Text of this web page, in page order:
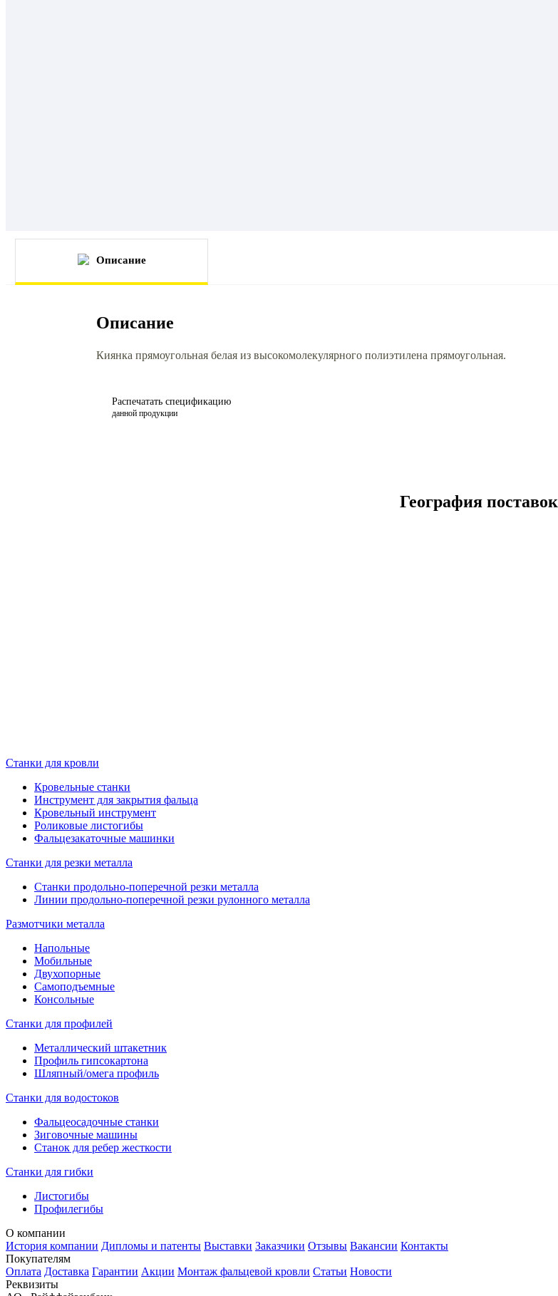
Описание
Описание
Киянка прямоугольная белая из высокомолекулярного полиэтилена прямоугольная.
Распечатать спецификацию
данной продукции
География поставок
Станки для кровли
Кровельные станки
Инструмент для закрытия фальца
Кровельный инструмент
Роликовые листогибы
Фальцезакаточные машинки
Станки для резки металла
Станки продольно-поперечной резки металла
Линии продольно-поперечной резки рулонного металла
Размотчики металла
Напольные
Мобильные
Двухопорные
Самоподъемные
Консольные
Станки для профилей
Металлический штакетник
Профиль гипсокартона
Шляпный/омега профиль
Станки для водостоков
Фальцеосадочные станки
Зиговочные машины
Станок для ребер жесткости
Станки для гибки
Листогибы
Профилегибы
О компании
История компании Дипломы и патенты Выставки Заказчики Отзывы Вакансии Контакты
Покупателям
Оплата Доставка Гарантии Акции Монтаж фальцевой кровли Статьи Новости
Реквизиты